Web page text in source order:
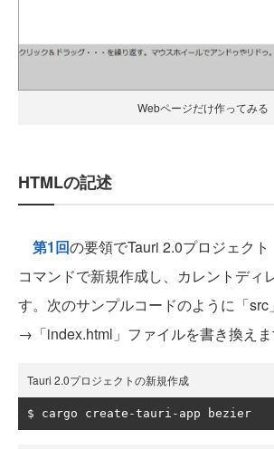
Webページだけ作ってみる
HTMLの記述
第1回の要領でTauri 2.0プロジェク
コマンドで新規作成し、カレントディ
す。次のサンプルコードのように「src」
→「index.html」ファイルを書き換えま
Tauri 2.0プロジェクトの新規作成
$ cargo create -tauri - app bezier